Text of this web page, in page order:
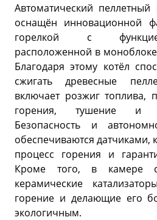
Автоматический пеллетный
оснащён инновационной
горелкой с
расположенной в
Благодаря этому котёл
сжигать древесные
включает розжиг топлива,
горения, тушение и
Безопасность и
обеспечиваются датчиками,
процесс горения и
Кроме того, в камере
керамические
горение и делающие его
экологичным.